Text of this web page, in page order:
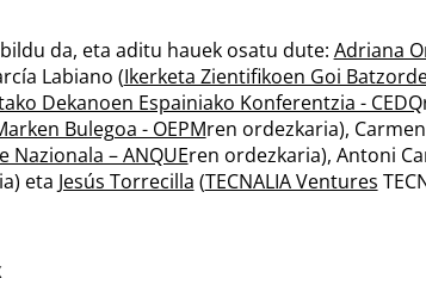
da, eta aditu hauek osatu dute: Adriana
Labiano (Ikerketa Zientifikoen Goi
Dekanoen Espainiako Konferentzia - CEDQ
Bulegoa - OEPMren ordezkaria),
Nazionala – ANQUEren ordezkaria), Antoni
eta Jesús Torrecilla (TECNALIA Ventures